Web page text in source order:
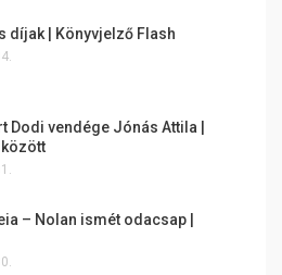
díjak | Könyvjelző Flash
Dodi vendége Jónás Attila |
– Nolan ismét odacsap |